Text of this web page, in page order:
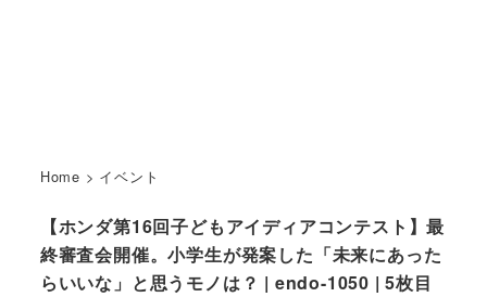
Home > イベント
【ホンダ第16回子どもアイディアコンテスト】最
終審査会開催。小学生が発案した「未来にあった
らいいな」と思うモノは？ | endo-1050 | 5枚目